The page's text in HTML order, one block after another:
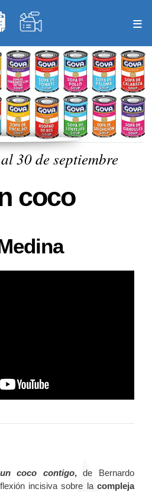
al
principal
30 de septiembre
coco
coco contigo,de Bernardo
incisiva sobre la compleja